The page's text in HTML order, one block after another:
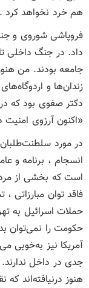
هم خرد نخواهد کرد .
فروپاشی شوروی و
داد. در جنگ داخلی
جامعه بودند. من هنوز
زندان‌ها و
دکتر صفوی بود که
«اکنون آرزوی امنیت
در مورد
انسجام ، برنامه و
است که بخشی از
فاقد توان مبارزاتی
حملات اسرائیل به
حکومت را نمی‌توان
آمریکا نیز به‌خوبی
جدی در داخل
هنوز درنیافته‌اند